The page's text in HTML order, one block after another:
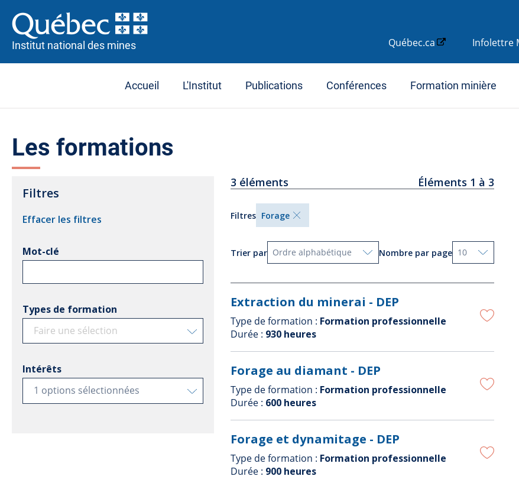
Institut national des mines Québec.ca Infolettre
Accueil L'Institut Publications Conférences Formation minière
Les formations
Filtres
Effacer les filtres
Mot-clé
Types de formation
Faire une sélection
Intérêts
1 options sélectionnées
3 éléments Éléments 1 à 3
Filtres Forage
Trier par Ordre alphabétique Nombre par page 10
Extraction du minerai - DEP
Type de formation : Formation professionnelle
Durée : 930 heures
Forage au diamant - DEP
Type de formation : Formation professionnelle
Durée : 600 heures
Forage et dynamitage - DEP
Type de formation : Formation professionnelle
Durée : 900 heures